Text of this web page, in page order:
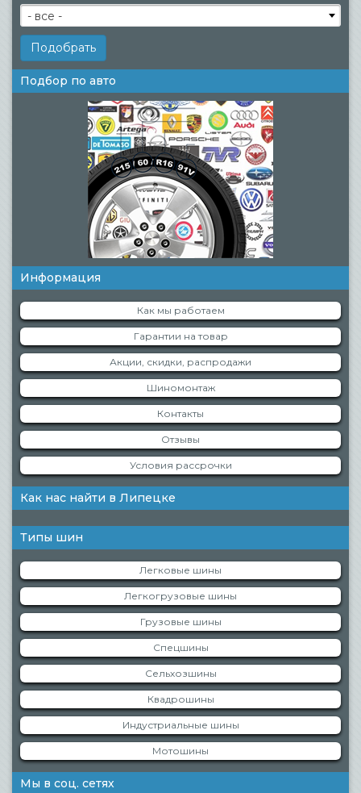
- все -
Подбор по авто
Информация
Как мы работаем
Гарантии на товар
Акции, скидки, распродажи
Шиномонтаж
Контакты
Отзывы
Условия рассрочки
Как нас найти в Липецке
Типы шин
Легковые шины
Легкогрузовые шины
Грузовые шины
Спецшины
Сельхозшины
Квадрошины
Индустриальные шины
Мотошины
Мы в соц. сетях